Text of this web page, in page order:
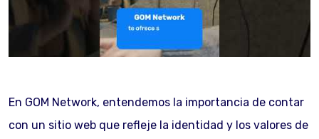
En GOM Network, entendemos la importancia de contar
con un sitio web que refleje la identidad y los valores de